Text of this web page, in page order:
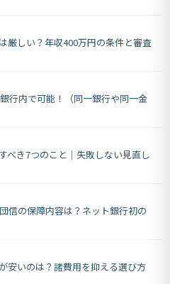
厳しい？年収400万円の条件と審査
行内で可能！（同一銀行や同一金
べき7つのこと｜失敗しない見直し
信の保障内容は？ネット銀行初の
安いのは？諸費用を抑える選び方